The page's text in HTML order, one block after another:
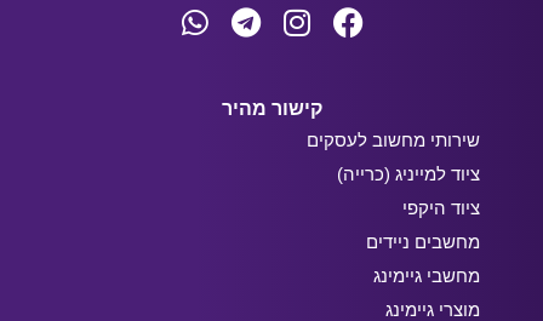
קישור מהיר
שירותי מחשוב לעסקים
ציוד למייניג (כרייה)
ציוד היקפי
מחשבים ניידים
מחשבי גיימינג
מוצרי גיימינג